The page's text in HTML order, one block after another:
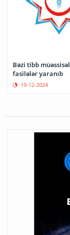
Bəzi tibb
fasilələr yaranıb
19-12-2024